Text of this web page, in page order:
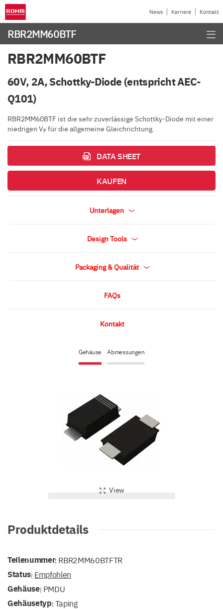
News Karriere Kontakt
RBR2MM60BTF
Gehäuse Abmessungen
View
RBR2MM60BTF
60V, 2A, Schottky-Diode (entspricht AEC-
Q101)
RBR2MM60BTF ist die sehr zuverlässige Schottky-Diode mit einer
niedrigen VF für die allgemeine Gleichrichtung.
DATA SHEET
KAUFEN
Unterlagen
Design Tools
Packaging & Qualität
FAQs
Kontakt
Produktdetails
Teilenummer| RBR2MM60BTFTR
Status| Empfohlen
Gehäuse| PMDU
Gehäusetyp| Taping